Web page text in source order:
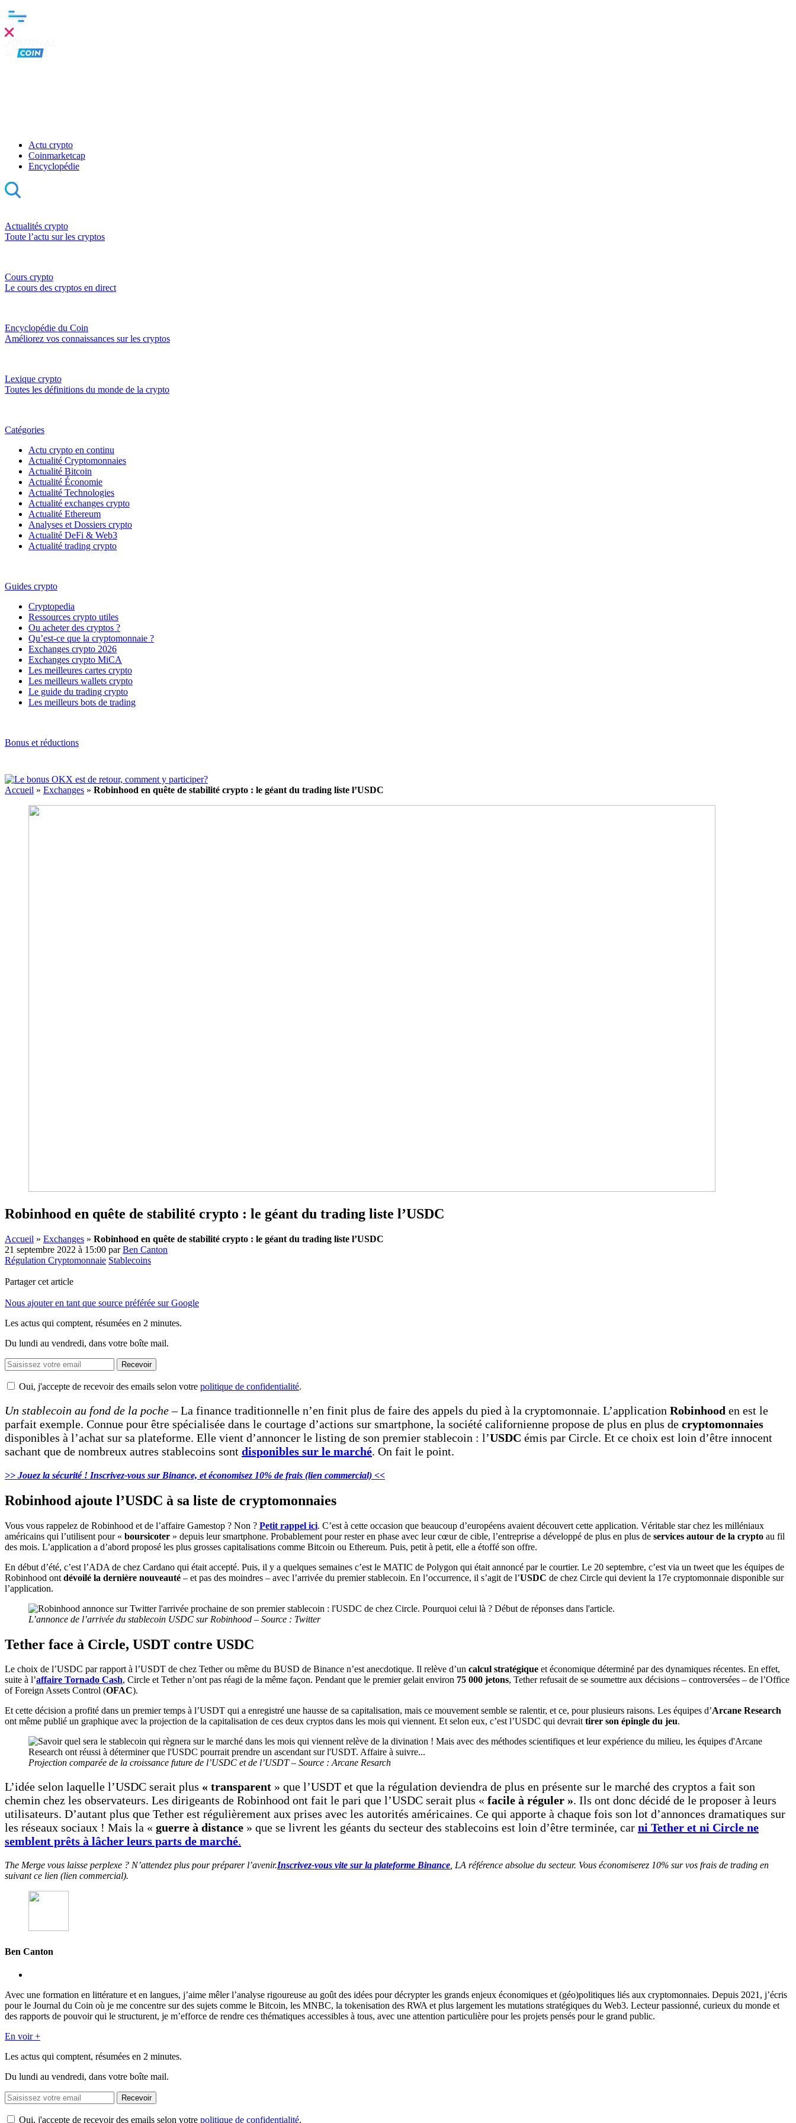
Actu crypto
Coinmarketcap
Encyclopédie
Actualités crypto
Toute l’actu sur les cryptos
Cours crypto
Le cours des cryptos en direct
Encyclopédie du Coin
Améliorez vos connaissances sur les cryptos
Lexique crypto
Toutes les définitions du monde de la crypto
Catégories
Actu crypto en continu
Actualité Cryptomonnaies
Actualité Bitcoin
Actualité Économie
Actualité Technologies
Actualité exchanges crypto
Actualité Ethereum
Analyses et Dossiers crypto
Actualité DeFi & Web3
Actualité trading crypto
Guides crypto
Cryptopedia
Ressources crypto utiles
Ou acheter des cryptos ?
Qu’est-ce que la cryptomonnaie ?
Exchanges crypto 2026
Exchanges crypto MiCA
Les meilleures cartes crypto
Les meilleurs wallets crypto
Le guide du trading crypto
Les meilleurs bots de trading
Bonus et réductions
Accueil » Exchanges » Robinhood en quête de stabilité crypto : le géant du trading liste l’USDC
Robinhood en quête de stabilité crypto : le géant du trading liste l’USDC
Accueil » Exchanges » Robinhood en quête de stabilité crypto : le géant du trading liste l’USDC
21 septembre 2022 à 15:00 parBen Canton
Régulation Cryptomonnaie Stablecoins
Partager cet article
Nous ajouter en tant que source préférée sur Google
Les actus qui comptent, résumées en 2 minutes.
Du lundi au vendredi, dans votre boîte mail.
Recevoir
Oui, j'accepte de recevoir des emails selon votre politique de confidentialité.
Un stablecoin au fond de la poche –La finance traditionnelle n’en finit plus de faire des appels du pied à la cryptomonnaie. L’application Robinhood en est le
parfait exemple. Connue pour être spécialisée dans le courtage d’actions sur smartphone, la société californienne propose de plus en plus de cryptomonnaies
disponibles à l’achat sur sa plateforme. Elle vient d’annoncer le listing de son premier stablecoin : l’USDC émis par Circle. Et ce choix est loin d’être innocent
sachant que de nombreux autres stablecoins sont disponibles sur le marché. On fait le point.
>> Jouez la sécurité ! Inscrivez-vous sur Binance, et économisez 10% de frais (lien commercial) <<
Robinhood ajoute l’USDC à sa liste de cryptomonnaies
Vous vous rappelez de Robinhood et de l’affaire Gamestop ? Non ? Petit rappel ici. C’est à cette occasion que beaucoup d’européens avaient découvert cette application. Véritable star chez les milléniaux
américains qui l’utilisent pour « boursicoter » depuis leur smartphone. Probablement pour rester en phase avec leur cœur de cible, l’entreprise a développé de plus en plus de services autour de la crypto au fil
des mois. L’application a d’abord proposé les plus grosses capitalisations comme Bitcoin ou Ethereum. Puis, petit à petit, elle a étoffé son offre.
En début d’été, c’est l’ADA de chez Cardano qui était accepté. Puis, il y a quelques semaines c’est le MATIC de Polygon qui était annoncé par le courtier. Le 20 septembre, c’est via un tweet que les équipes de
Robinhood ont dévoilé la dernière nouveauté – et pas des moindres – avec l’arrivée du premier stablecoin. En l’occurrence, il s’agit de l’USDC de chez Circle qui devient la 17e cryptomonnaie disponible sur
l’application.
L’annonce de l’arrivée du stablecoin USDC sur Robinhood – Source : Twitter
Tether face à Circle, USDT contre USDC
Le choix de l’USDC par rapport à l’USDT de chez Tether ou même du BUSD de Binance n’est anecdotique. Il relève d’un calcul stratégique et économique déterminé par des dynamiques récentes. En effet,
suite à l’affaire Tornado Cash, Circle et Tether n’ont pas réagi de la même façon. Pendant que le premier gelait environ 75 000 jetons, Tether refusait de se soumettre aux décisions – controversées – de l’Office
of Foreign Assets Control (OFAC).
Et cette décision a profité dans un premier temps à l’USDT qui a enregistré une hausse de sa capitalisation, mais ce mouvement semble se ralentir, et ce, pour plusieurs raisons. Les équipes d’Arcane Research
ont même publié un graphique avec la projection de la capitalisation de ces deux cryptos dans les mois qui viennent. Et selon eux, c’est l’USDC qui devraittirer son épingle du jeu.
Projection comparée de la croissance future de l’USDC et de l’USDT – Source : Arcane Resarch
L’idée selon laquelle l’USDC serait plus « transparent » que l’USDT et que la régulation deviendra de plus en présente sur le marché des cryptos a fait son
chemin chez les observateurs. Les dirigeants de Robinhood ont fait le pari que l’USDC serait plus « facile à réguler ». Ils ont donc décidé de le proposer à leurs
utilisateurs. D’autant plus que Tether est régulièrement aux prises avec les autorités américaines. Ce qui apporte à chaque fois son lot d’annonces dramatiques sur
les réseaux sociaux ! Mais la « guerre à distance » que se livrent les géants du secteur des stablecoins est loin d’être terminée, car ni Tether et ni Circle ne
semblent prêts à lâcher leurs parts de marché.
The Merge vous laisse perplexe ? N’attendez plus pour préparer l’avenir.Inscrivez-vous vite sur la plateforme Binance, LA référence absolue du secteur. Vous économiserez 10% sur vos frais de trading en
suivant ce lien (lien commercial).
Ben Canton
Avec une formation en littérature et en langues, j’aime mêler l’analyse rigoureuse au goût des idées pour décrypter les grands enjeux économiques et (géo)politiques liés aux cryptomonnaies. Depuis 2021, j’écris
pour le Journal du Coin où je me concentre sur des sujets comme le Bitcoin, les MNBC, la tokenisation des RWA et plus largement les mutations stratégiques du Web3. Lecteur passionné, curieux du monde et
des rapports de pouvoir qui le structurent, je m’efforce de rendre ces thématiques accessibles à tous, avec une attention particulière pour les projets pensés pour le grand public.
En voir +
Les actus qui comptent, résumées en 2 minutes.
Du lundi au vendredi, dans votre boîte mail.
Recevoir
Oui, j'accepte de recevoir des emails selon votre politique de confidentialité.